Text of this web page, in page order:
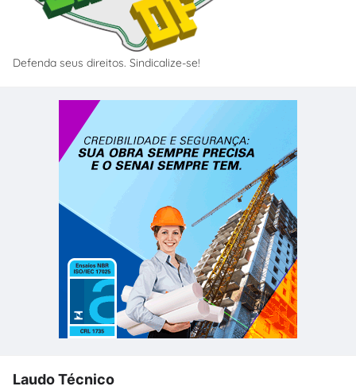
Defenda seus direitos. Sindicalize-se!
Laudo Técnico